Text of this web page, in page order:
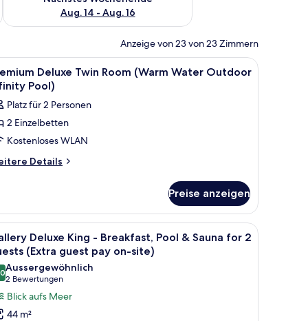
Aug. 14 - Aug. 16
Anzeige von 23 von 23 Zimmern
einem Schreibtisch, einem Stuhl, einer Lampe und Blick ins Freie.
Ein Hotelzimmer mit zwei Betten, einem
5
Deluxe Twin Room (Warm Water Outdoor
Pool)
Platz für 2 Personen
2 Einzelbetten
Kostenloses WLAN
Details
Preise anzeigen
großen Fenster mit Vorhängen, Meerblick und einem flachbildfernseher
Ein modernes Hotelzimmer mit Holzboden,
5
Deluxe King - Breakfast, Pool & Sauna for 2
(Extra guest pay on-site)
von 10
Aussergewöhnlich
2 Bewertungen
(2
Bewertungen)
Blick aufs Meer
44 m²